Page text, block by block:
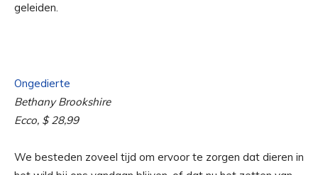
geleiden.
Ongedierte
Bethany Brookshire
Ecco, $ 28,99
We besteden zoveel tijd om ervoor te zorgen dat dieren in